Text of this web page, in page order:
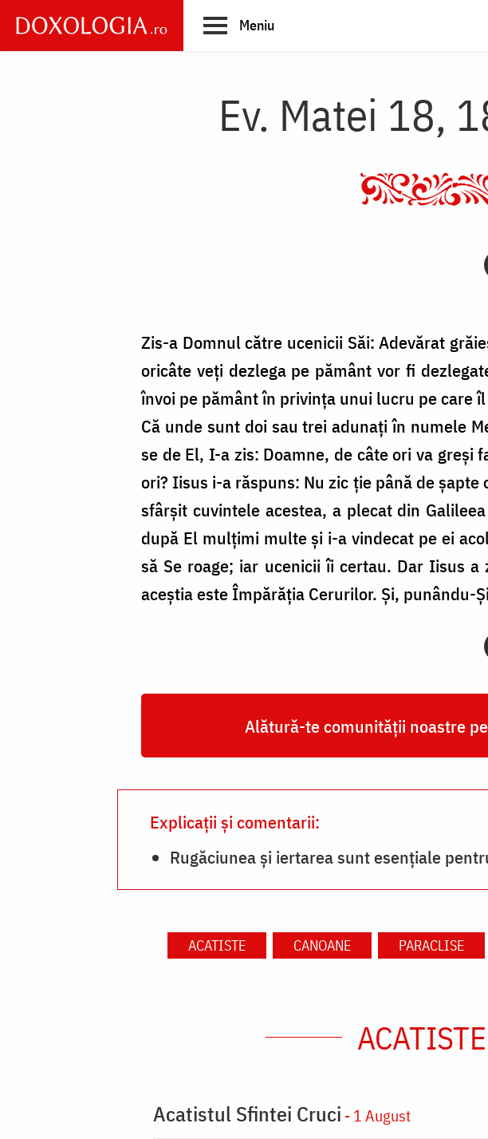
main
Meniu
Ev. Matei 18,
Zis-a Domnul către ucenicii Săi: Adevărat
oricâte veți dezlega pe pământ vor fi
învoi pe pământ în privința unui lucru pe care
Că unde sunt doi sau trei adunați în numele
se de El, I-a zis: Doamne, de câte ori va
ori? Iisus i-a răspuns: Nu zic ție până de
sfârșit cuvintele acestea, a plecat din
după El mulțimi multe și i-a vindecat pe ei
să Se roage; iar ucenicii îi certau. Dar Iisus
aceștia este Împărăția Cerurilor. Și, punându-
Alătură-te comunității noastre pe
Explicații și comentarii:
Rugăciunea și iertarea sunt esențiale
ACATISTE CANOANE PARACLISE
Acatistul Sfintei Cruci - 1 August